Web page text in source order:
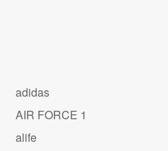
adidas
AIR FORCE 1
alife